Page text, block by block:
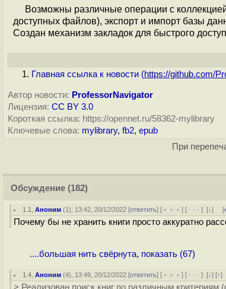
Возможны различные операции с
доступных файлов), экспорт и импорт базы
Создан механизм закладок для быстрого
Главная ссылка к новости (https://github.com/
Автор новости: ProfessorNavigator
Лицензия: CC BY 3.0
Короткая ссылка: https://opennet.ru/58362-mylibrary
Ключевые слова: mylibrary, fb2, epub
При
Обсуждение (182)
1.1 ,Аноним (1), 13:42, 20/12/2022 [ответить] [ ﹢﹢﹢] [ · · ·][↓] [
Почему бы не хранить книги просто аккуратно
....большая нить свёрнута, показать (67)
1.4 ,Аноним (4), 13:49, 20/12/2022 [ответить] [ ﹢﹢﹢] [ · · ·][↓] [↑]